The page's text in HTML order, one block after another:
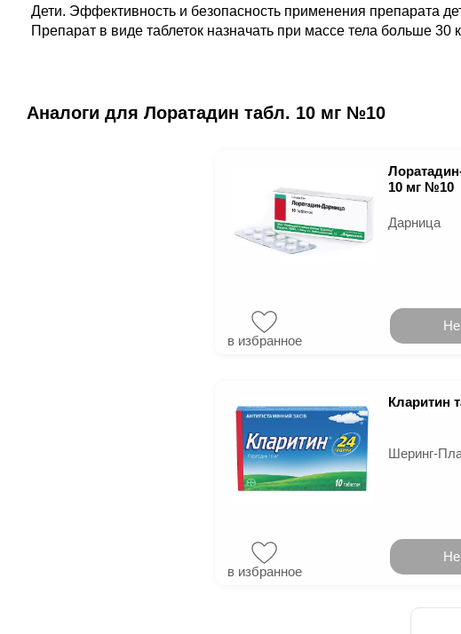
Дети. Эффективность и безопасность применения препарата
Препарат в виде таблеток назначать при массе тела больше 30
Аналоги для Лоратадин табл. 10 мг №10
10 мг №10
Дарница
в избранное
Кларитин
Шеринг-
в избранное